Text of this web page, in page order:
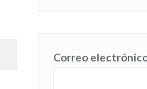
Correo